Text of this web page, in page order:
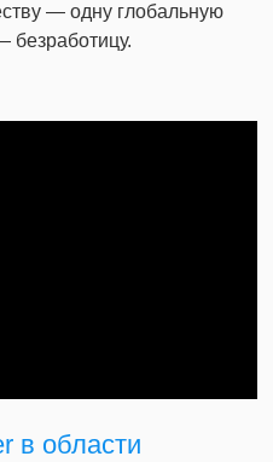
— одну глобальную
безработицу.
в области